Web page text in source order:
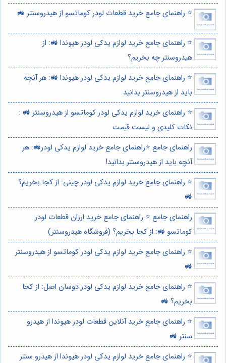
⭐️ راهنمای جامع خرید قطعات لودر کوماتسو از هیدروسنتر 🚜
⭐️ راهنمای جامع خرید لوازم یدکی لودر هیوندا 🚜: از
هیدروسنتر چه بخریم؟
⭐️ راهنمای جامع خرید لوازم یدکی لودر هیوندا 🚜: هر آنچه
باید از هیدروسنتر بدانید
⭐️ راهنمای خرید لوازم یدکی لودر کوماتسو از هیدروسنتر 🚜 :
نکات کلیدی و لیست قیمت
راهنمای جامع ⭐️راهنمای جامع خرید لوازم یدکی لودر🚜: هر
آنچه باید از هیدروسنتر بدانید!
⭐️ راهنمای جامع خرید لوازم یدکی لودر چینی: از کجا بخریم؟
🚜
راهنمای جامع ⭐️ راهنمای جامع خرید ارزان قطعات لودر
کوماتسو 🚜: از کجا بخریم؟ (فروشگاه هیدروسنتر)
⭐️ راهنمای جامع خرید لوازم یدکی لودر کوماتسو از هیدروسنتر
🚜
⭐️ راهنمای جامع خرید لوازم یدکی لودر دوسان اصل: از کجا
بخریم؟ 🚜
⭐️ راهنمای جامع خرید آنلاین قطعات لودر هیوندا از هیدرو
سنتر 🚜
⭐️ راهنمای جامع خرید لوازم یدکی لودر هیوندا از هیدرو سنتر